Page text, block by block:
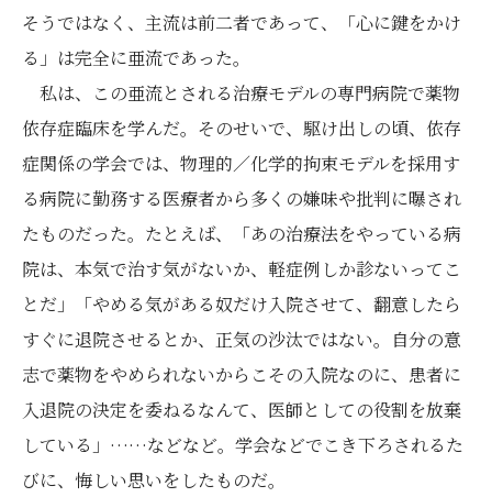
そうではなく、主流は前二者であって、「心に鍵をかけ
る」は完全に亜流であった。
私は、この亜流とされる治療モデルの専門病院で薬物
依存症臨床を学んだ。そのせいで、駆け出しの頃、依存
症関係の学会では、物理的／化学的拘束モデルを採用す
る病院に勤務する医療者から多くの嫌味や批判に曝され
たものだった。たとえば、「あの治療法をやっている病
院は、本気で治す気がないか、軽症例しか診ないってこ
とだ」「やめる気がある奴だけ入院させて、翻意したら
すぐに退院させるとか、正気の沙汰ではない。自分の意
志で薬物をやめられないからこその入院なのに、患者に
入退院の決定を委ねるなんて、医師としての役割を放棄
している」……などなど。学会などでこき下ろされるた
びに、悔しい思いをしたものだ。